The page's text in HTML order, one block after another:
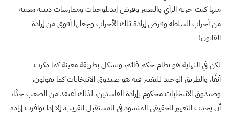
منها كبت حرية الرأي والتعبير وفرض إيديلوجيات وممارسات دينية معينة
من أحزاب السلطة وفرض إرادة تلك الأحزاب وجعلها أقوى من إرادة
القانون!
لكن في النهاية هو نظام حكم قائم، وتشكل بطريقة معينة كما ذكرت
آنفًا، والطريق الوحيد للتغيير فيه هو صندوق الانتخابات كما يقولون،
وصندوق الانتخابات محكوم بإرادة الفاسدين، لذلك أعتقد من الصعب جدًا،
أن يحدث التغيير الحقيقي المنشود في المستقبل القريب، إلا إذا توافرت إرادة